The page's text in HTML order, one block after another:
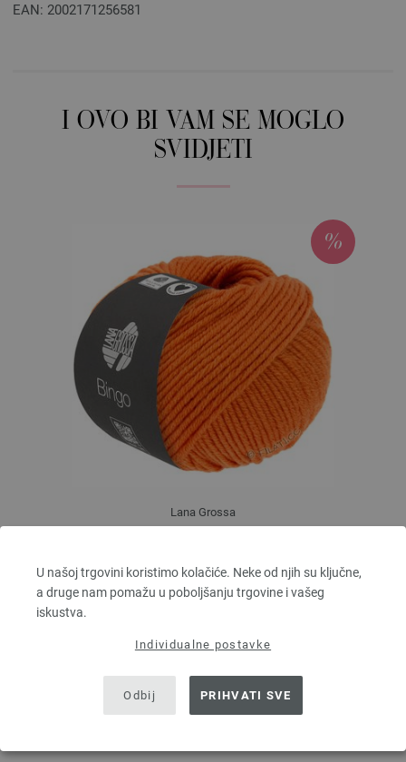
U našoj trgovini koristimo kolačiće. Neke od njih su ključne,
a druge nam pomažu u poboljšanju trgovine i vašeg
iskustva.
Individualne postavke
Odbij PRIHVATI SVE
EAN: 2002171256581
I OVO BI VAM SE MOGLO
SVIDJETI
Lana Grossa
Dužina: otprilike 80 m / 50 g
Većina igle: 4,5 - 5,5
bez PDV-a, dodatno troškovi za dostavu, Osnovna cijena:
prev next